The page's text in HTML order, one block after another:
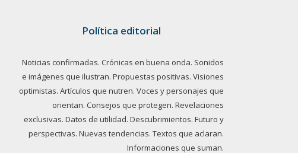
Política editorial
Noticias confirmadas. Crónicas en buena onda. Sonidos
e imágenes que ilustran. Propuestas positivas. Visiones
optimistas. Artículos que nutren. Voces y personajes que
orientan. Consejos que protegen. Revelaciones
exclusivas. Datos de utilidad. Descubrimientos. Futuro y
perspectivas. Nuevas tendencias. Textos que aclaran.
Informaciones que suman.